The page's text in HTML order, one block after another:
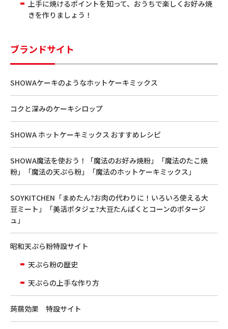
上手に焼けるポイントを知って、おうちで楽しくお好み焼
きを作りましょう！
ブランドサイト
SHOWAケーキのようなホットケーキミックス
コクと深みのケーキシロップ
SHOWA ホットケーキミックス おすすめレシピ
SHOWA魔法を使おう！「魔法のお好み焼粉」「魔法のたこ焼
粉」「魔法の天ぷら粉」「魔法のホットケーキミックス」
SOYKITCHEN「まめたん?お肉の代わりに！いろいろ使える大
豆ミート」「美活ポタジェ?大豆たんぱくとコーンのポタージ
ュ」
昭和天ぷら粉特設サイト
天ぷら粉の歴史
天ぷらの上手な作り方
蒟蒻効果 特設サイト